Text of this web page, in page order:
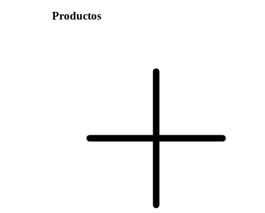
Productos